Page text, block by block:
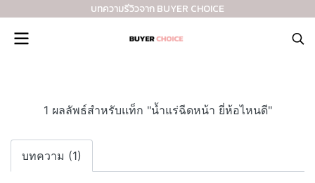
บทความรีวิวจาก BUYER CHOICE
1 ผลลัพธ์สำหรับแท็ก "น้ำแร่ฉีดหน้า ยี่ห้อไหนดี"
บทความ (1)